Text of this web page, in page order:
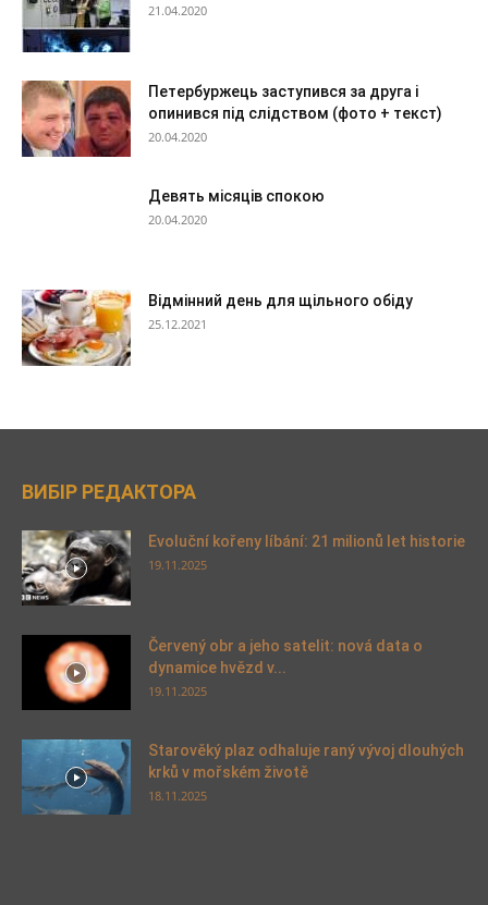
21.04.2020
Петербуржець заступився за друга і
опинився під слідством (фото + текст)
20.04.2020
Девять місяців спокою
20.04.2020
Відмінний день для щільного обіду
25.12.2021
ВИБІР РЕДАКТОРА
Evoluční kořeny líbání: 21 milionů let historie
19.11.2025
Červený obr a jeho satelit: nová data o
dynamice hvězd v...
19.11.2025
Starověký plaz odhaluje raný vývoj dlouhých
krků v mořském životě
18.11.2025